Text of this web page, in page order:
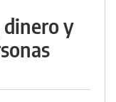
dinero y